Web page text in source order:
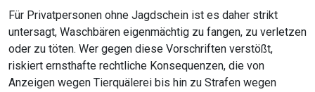
Für Privatpersonen ohne Jagdschein ist es daher strikt
untersagt, Waschbären eigenmächtig zu fangen, zu verletzen
oder zu töten. Wer gegen diese Vorschriften verstößt,
riskiert ernsthafte rechtliche Konsequenzen, die von
Anzeigen wegen Tierquälerei bis hin zu Strafen wegen